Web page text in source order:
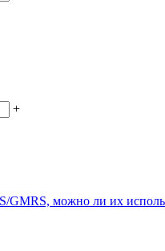
+
GMRS, можно ли их